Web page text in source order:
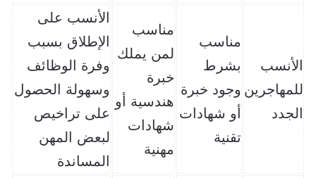
الأنسب
للمهاجرين
الجدد
مناسب
بشرط
وجود خبرة
أو شهادات
تقنية
مناسب
لمن يملك
خبرة
هندسية أو
شهادات
مهنية
الأنسب على
الإطلاق بسبب
وفرة الوظائف
وسهولة الحصول
على تراخيص
لبعض المهن
المساندة